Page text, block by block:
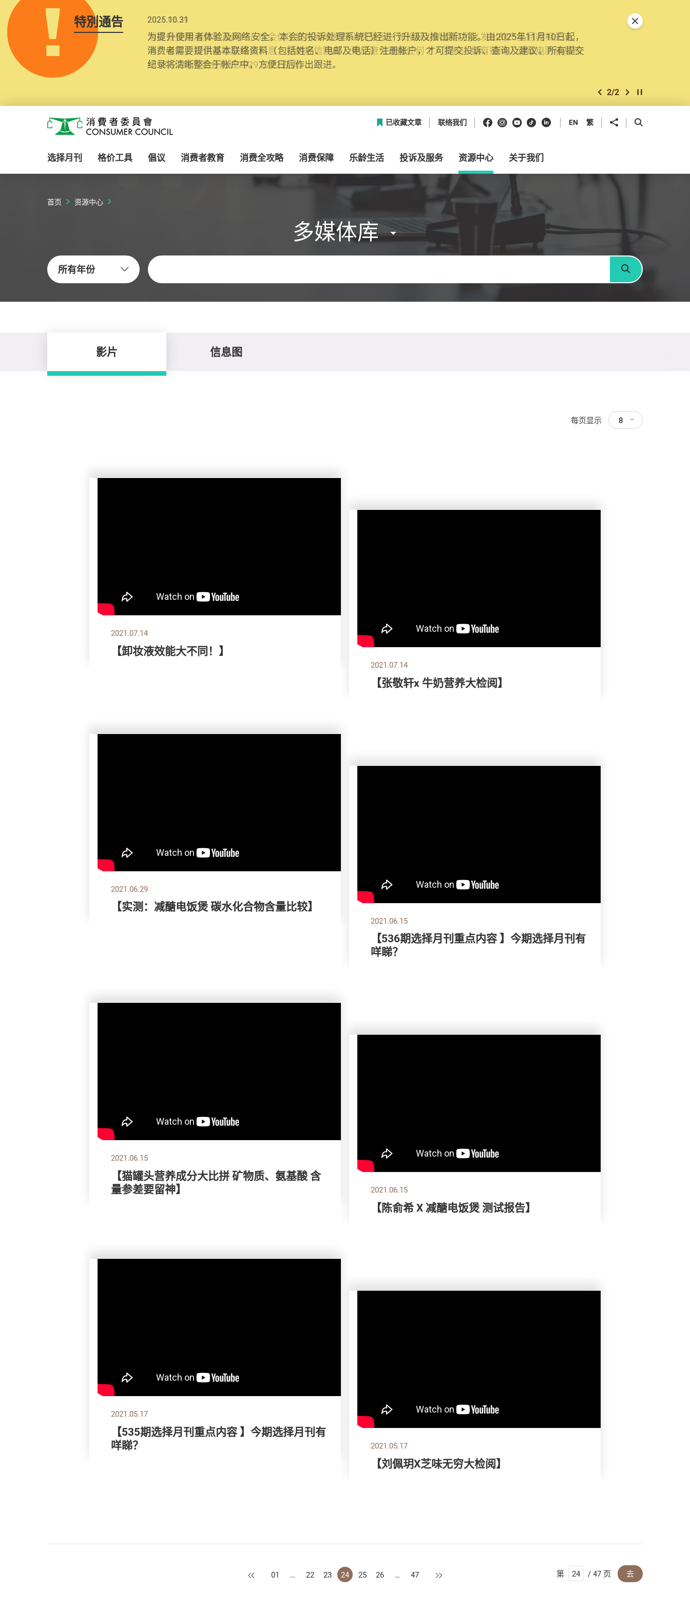
特別通告 2025.10.31
为提升使用者体验及网络安全，本会的投诉处理系统已经进行升级及推出新功能。由2025年11月10日起，
消费者需要提供基本联络资料（包括姓名、电邮及电话）注册帐户，才可提交投诉、查询及建议。所有提交
纪录将清晰整合于帐户中，方便日后作出跟进。
上一个
2/2 下一个开始/暂停幻灯
关闭特別通告
消费者委员会
已收藏文章 联络我们 Facebook
Instagram
Youtube
抖音领英 EN 繁 分享到 开启搜寻框
选择月刊 格价工具 倡议 消费者教育 消费全攻略 消费保障 乐龄生活 投诉及服务 资源中心 关于我们
首页 资源中心
多媒体库
所有年份
关键字
搜寻
影片 信息图
每页显示 8
2021.07.14
【卸妆液效能大不同！】
2021.07.14
【张敬轩x 牛奶营养大检阅】
2021.06.29
【实测：减醣电饭煲 碳水化合物含量比较】
2021.06.15
【536期选择月刊重点内容 】今期选择月刊有
咩睇？
2021.06.15
【猫罐头营养成分大比拼 矿物质、氨基酸 含
量参差要留神】
2021.06.15
【陈俞希 X 减醣电饭煲 测试报告】
2021.05.17
【535期选择月刊重点内容 】今期选择月刊有
咩睇？
2021.05.17
【刘佩玥X芝味无穷大检阅】
上一页
01 … 22 23 24 25 26 … 47 下一页 第 / 47 页 去